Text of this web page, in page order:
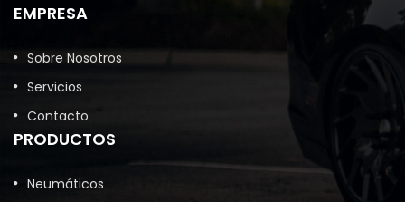
EMPRESA
Sobre Nosotros
Servicios
Contacto
PRODUCTOS
Neumáticos